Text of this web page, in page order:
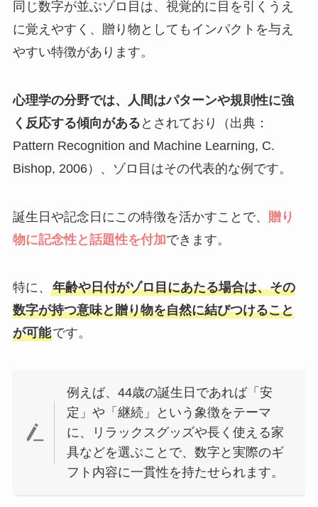
同じ数字が並ぶゾロ目は、視覚的に目を引くうえ
に覚えやすく、贈り物としてもインパクトを与え
やすい特徴があります。
心理学の分野では、人間はパターンや規則性に強
く反応する傾向がある とされており（出典：
Pattern Recognition and Machine Learning, C.
Bishop, 2006）、ゾロ目はその代表的な例です。
誕生日や記念日にこの特徴を活かすことで、 贈り
物に記念性と話題性を付加できます。
特に、 年齢や日付がゾロ目にあたる場合は、その
数字が持つ意味と贈り物を自然に結びつけること
が可能です。
例えば、44歳の誕生日であれば「安
定」や「継続」という象徴をテーマ
に、リラックスグッズや長く使える家
具などを選ぶことで、数字と実際のギ
フト内容に一貫性を持たせられます。